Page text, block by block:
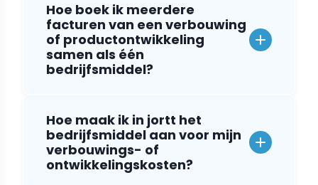
Hoe boek ik meerdere
facturen van een verbouwing
of productontwikkeling
samen als één
bedrijfsmiddel?
Hoe maak ik in jortt het
bedrijfsmiddel aan voor mijn
verbouwings- of
ontwikkelingskosten?